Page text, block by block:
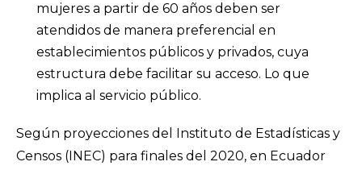
mujeres a partir de 60 años deben ser
atendidos de manera preferencial en
establecimientos públicos y privados, cuya
estructura debe facilitar su acceso. Lo que
implica al servicio público.
Según proyecciones del Instituto de Estadísticas y
Censos (INEC) para finales del 2020, en Ecuador